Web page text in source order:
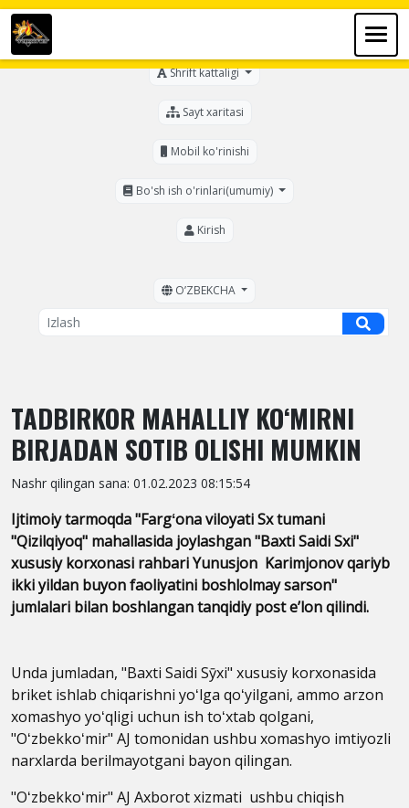
Shrift kattaligi
Sayt xaritasi
Mobil ko'rinishi
Bo'sh ish o'rinlari(umumiy)
Kirish
OʼZBEKCHA
TADBIRKOR MAHALLIY KOʻMIRNI
BIRJADAN SOTIB OLISHI MUMKIN
Nashr qilingan sana: 01.02.2023 08:15:54
Ijtimoiy tarmoqda "Fargʻona viloyati Sӯx tumani
"Qizilqiyoq" mahallasida joylashgan "Baxti Saidi Sӯxi"
xususiy korxonasi rahbari Yunusjon Karimjonov qariyb
ikki yildan buyon faoliyatini boshlolmay sarson"
jumlalari bilan boshlangan tanqidiy post eʼlon qilindi.
Unda jumladan, "Baxti Saidi Sӯxi" xususiy korxonasida
briket ishlab chiqarishni yoʻlga qoʻyilgani, ammo arzon
xomashyo yoʻqligi uchun ish toʻxtab qolgani,
"Oʻzbekkoʻmir" AJ tomonidan ushbu xomashyo imtiyozli
narxlarda berilmayotgani bayon qilingan.
"Oʻzbekkoʻmir" AJ Axborot xizmati ushbu chiqish